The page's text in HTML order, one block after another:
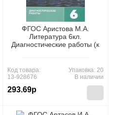
ФГОС Аристова М.А.
Литература 6кл.
Диагностические работы (к
(Просвещение, 2026), Обл,
Код товара:
13-928676
293.69р
Упаковка: 20
В наличии